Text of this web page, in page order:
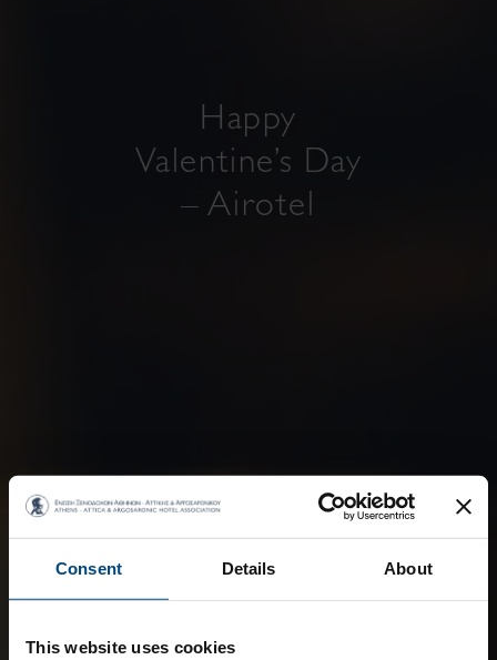
Consent Details About
This website uses cookies
Happy
Valentine’s Day
– Airotel